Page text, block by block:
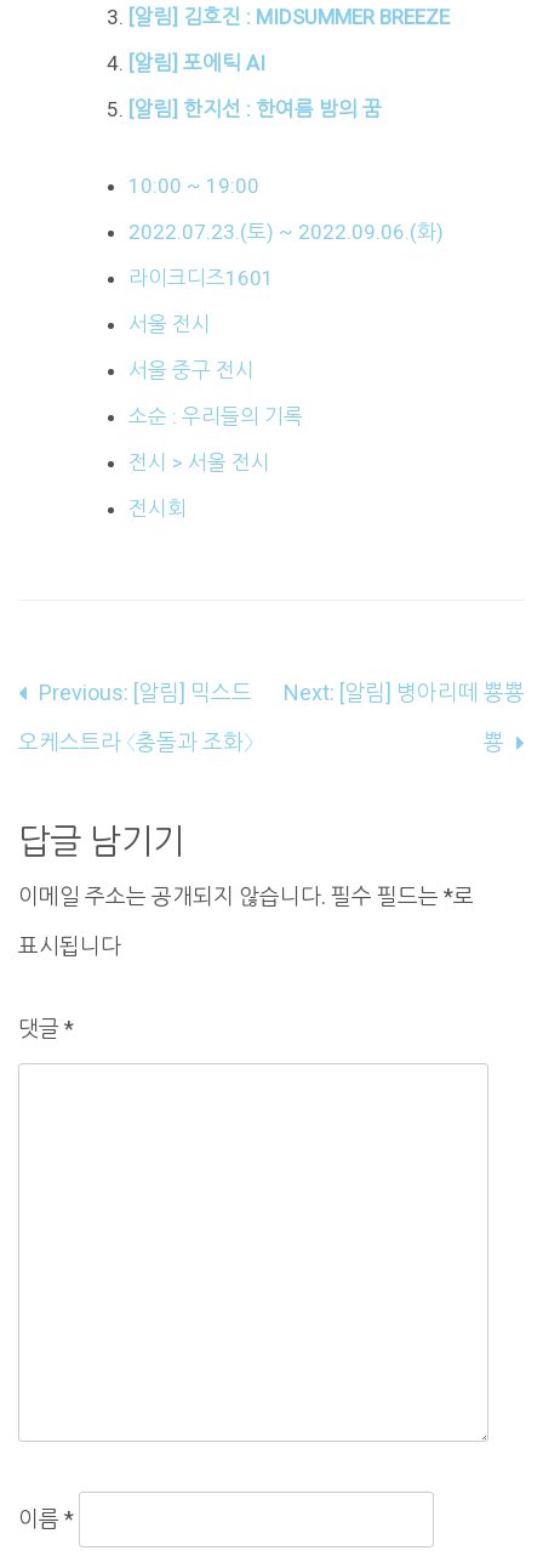
[알림] 김호진 : MIDSUMMER BREEZE
[알림] 포에틱 AI
[알림] 한지선 : 한여름 밤의 꿈
10:00 ~ 19:00
2022.07.23.(토) ~ 2022.09.06.(화)
라이크디즈1601
서울 전시
서울 중구 전시
소순 : 우리들의 기록
전시 > 서울 전시
전시회
글
내
게
이
션
Previous: [알림] 믹스드
오케스트라 〈충돌과 조화〉
Next: [알림] 병아리떼 뿅뿅
뿅
답글 남기기
이메일 주소는 공개되지 않습니다. 필수 필드는 *로
표시됩니다
댓글 *
이름 *